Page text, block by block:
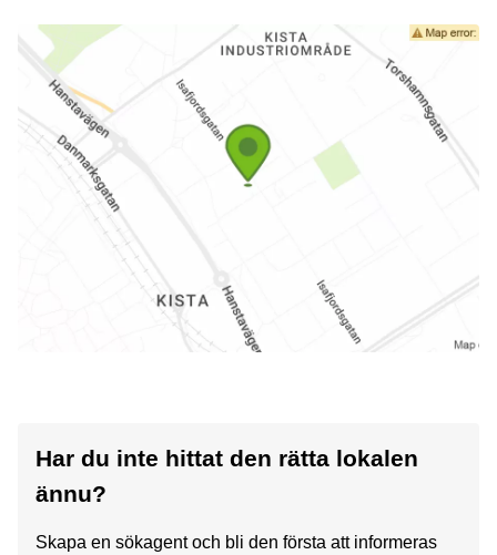
Har du inte hittat den rätta lokalen
ännu?
Skapa en sökagent och bli den första att informeras